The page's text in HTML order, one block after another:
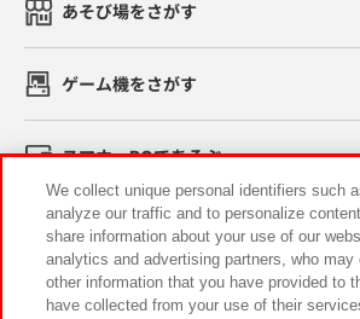
あそび場をさがす
ゲーム機をさがす
スマホ・PCであそぶ
イベント・キャンペーン
We collect unique personal identifiers such
analyze our traffic and to personalize
share information about your use of our
analytics and advertising partners, who may
other information that you have provided to
have collected from your use of their